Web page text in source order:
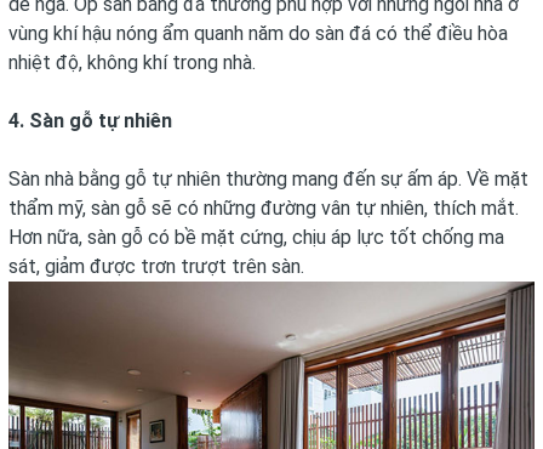
vùng khí hậu nóng ẩm quanh năm do sàn đá có thể điều hòa
nhiệt độ, không khí trong nhà.
4. Sàn gỗ tự nhiên
Sàn nhà bằng gỗ tự nhiên thường mang đến sự ấm áp. Về mặt
thẩm mỹ, sàn gỗ sẽ có những đường vân tự nhiên, thích mắt.
Hơn nữa, sàn gỗ có bề mặt cứng, chịu áp lực tốt chống ma
sát, giảm được trơn trượt trên sàn.